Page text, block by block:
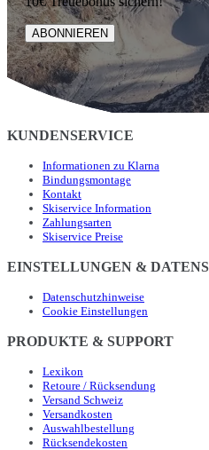
ABONNIEREN
KUNDENSERVICE
Informationen zu Klarna
Bindungsmontage
Kontakt
Skiservice Information
Zahlungsarten
Skiservice Preise
EINSTELLUNGEN &
Datenschutzhinweise
Cookie Einstellungen
PRODUKTE & SUPPORT
Lexikon
Retoure / Rücksendung
Versand Schweiz
Versandkosten
Auswahlbestellung
Rücksendekosten